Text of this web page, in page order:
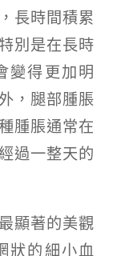
長時間積累
別是在長時
變得更加明
，腿部腫脹
腫脹通常在
過一整天的
顯著的美觀
狀的細小血